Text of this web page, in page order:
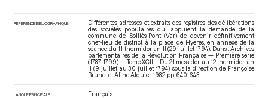
RÉFÉRENCE BIBLIOGRAPHIQUE
Différentes adresses et extraits des registres des délibérations
des sociétés populaires qui appuient la demande de la
commune de Solliès-Pont (Var) de devenir définitivement
chef-lieu de district à la place de Hyères, en annexe de la
séance du 11 thermidor an II (29 juillet 1794). Dans : Archives
parlementaires de la Révolution Française — Première série
(1787-1799) — Tome XCIII - Du 21 messidor au 12 thermidor an
II (9 juillet au 30 juillet 1794), sous la direction de Françoise
Brunel et Aline Alquier. 1982. pp. 640-643.
LANGUE PRINCIPALE Français